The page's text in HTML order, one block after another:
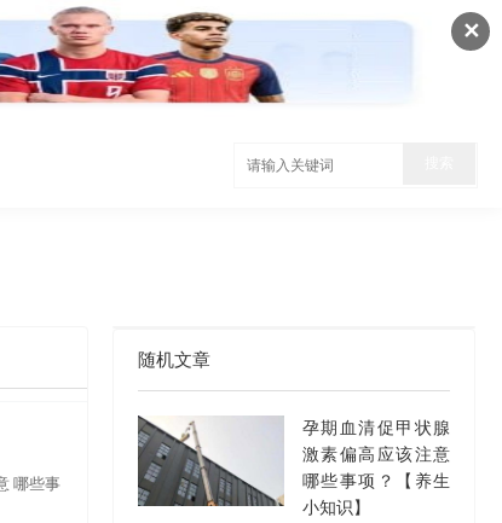
✕
哪些事
随机文章
孕期血清促甲状腺
激素偏高应该注意
哪些事项？【养生
小知识】